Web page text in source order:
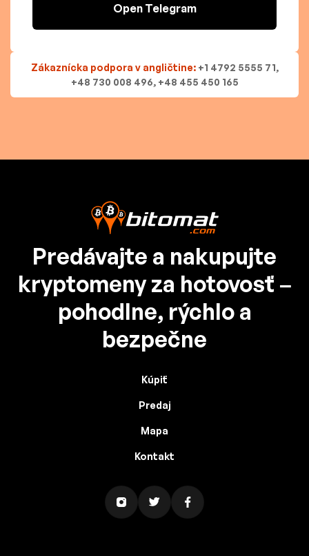
Open Telegram
Zákaznícka podpora v angličtine: +1 4792 5555 71,
+48 730 008 496, +48 455 450 165
Predávajte a nakupujte
kryptomeny za hotovosť –
pohodlne, rýchlo a
bezpečne
Kúpiť
Predaj
Mapa
Kontakt